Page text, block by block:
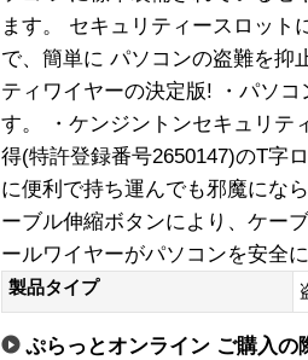
ます。 セキュリティースロット
で、簡単に パソコンの盗難を抑
ティワイヤーの決定版! ・パソ
す。 ・ケンジントンセキュリテ
得(特許登録番号2650147)のT字
に便利で持ち運んでも邪魔にな
ーブル伸縮ボタンにより、ケー
ールワイヤーがパソコンを安全
製品タイプ
ぷらっとオンライン ご購入の